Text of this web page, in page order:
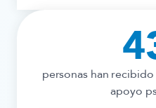
personas han
apoyo